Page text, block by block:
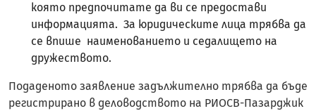
която предпочитате да ви се предостави
информацията. За юридическите лица трябва да
се впише наименованието и седалището на
дружеството.
Подаденото заявление задължително трябва да бъде
регистрирано в деловодството на РИОСВ-Пазарджик